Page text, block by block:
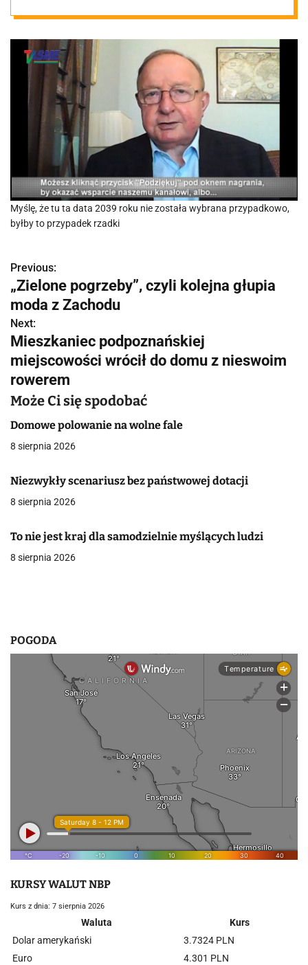
państwową i
układ sił w
Europie
Myślę, że tu ta data 2039 roku nie została wybrana przypadkowo,
byłby to przypadek rzadki
N
a
w
i
g
a
c
j
a
w
p
i
Previous:
„Zielone pogrzeby”, czyli kolejna głupia
moda z Zachodu
Next:
Mieszkaniec podpoznańskiej
miejscowości wrócił do domu z nieswoim
rowerem
Może Ci się spodobać
Domowe polowanie na wolne fale
8 sierpnia 2026
Niezwykły scenariusz bez państwowej dotacji
8 sierpnia 2026
To nie jest kraj dla samodzielnie myślących ludzi
8 sierpnia 2026
POGODA
KURSY WALUT NBP
Kurs z dnia: 7 sierpnia 2026
Waluta
Kurs
Dolar amerykański
3.7324 PLN
Euro
4.301 PLN